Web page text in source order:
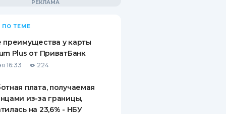
ВИНЬЕТКА
СОТРУДНИКОВ
ОТ
СЛУЧАЕВ
ВОПРОСЫ И ОТВЕТЫ
ПУТЕВОДИТЕЛИ ПО
ПО ТЕМЕ
преимущества у карты
Plus от ПриватБанк
16:33 224
плата, получаемая
из-за границы,
на 23,6% - НБУ